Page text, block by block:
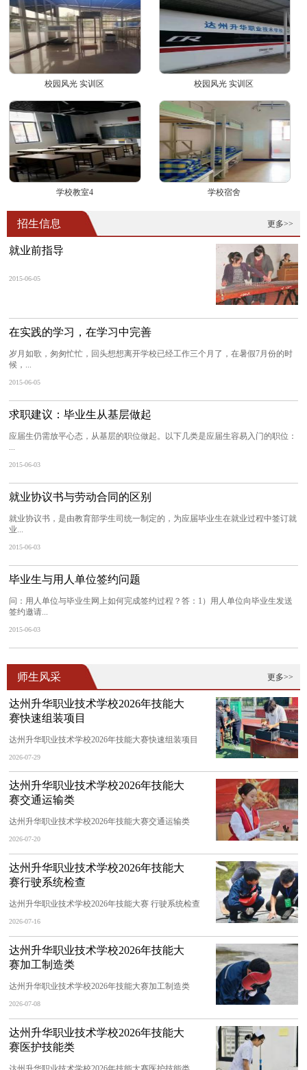
校园风光 实训区 校园风光 实训区
学校教室4 学校宿舍
更多>>
招生信息
就业前指导
2015-06-05
在实践的学习，在学习中完善
岁月如歌，匆匆忙忙，回头想想离开学校已经工作三个月了，在暑假7月份的时
候，...
2015-06-05
求职建议：毕业生从基层做起
应届生仍需放平心态，从基层的职位做起。以下几类是应届生容易入门的职位：
...
2015-06-03
就业协议书与劳动合同的区别
就业协议书，是由教育部学生司统一制定的，为应届毕业生在就业过程中签订就
业...
2015-06-03
毕业生与用人单位签约问题
问：用人单位与毕业生网上如何完成签约过程？答：1）用人单位向毕业生发送
签约邀请...
2015-06-03
更多>>
师生风采
达州升华职业技术学校2026年技能大
赛快速组装项目
达州升华职业技术学校2026年技能大赛快速组装项目
2026-07-29
达州升华职业技术学校2026年技能大
赛交通运输类
达州升华职业技术学校2026年技能大赛交通运输类
2026-07-20
达州升华职业技术学校2026年技能大
赛行驶系统检查
达州升华职业技术学校2026年技能大赛 行驶系统检查
2026-07-16
达州升华职业技术学校2026年技能大
赛加工制造类
达州升华职业技术学校2026年技能大赛加工制造类
2026-07-08
达州升华职业技术学校2026年技能大
赛医护技能类